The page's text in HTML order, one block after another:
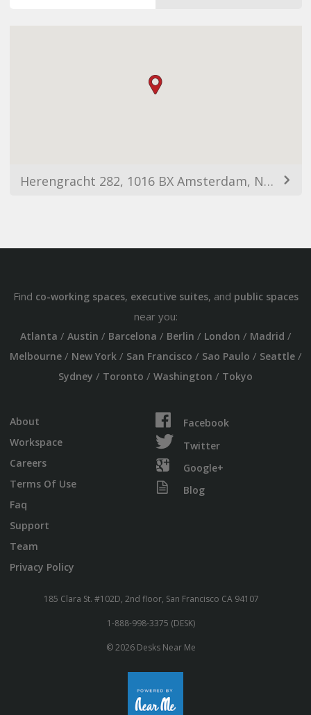
Herengracht 282, 1016 BX Amsterdam, Netherlands
Find co-working spaces, executive suites, and public spaces
near you:
Atlanta / Austin / Barcelona / Berlin / London / Madrid /
Melbourne/ New York/ San Francisco / Sao Paulo / Seattle/
Sydney / Toronto / Washington / Tokyo
About
Workspace
Careers
Terms Of Use
Faq
Support
Team
Privacy Policy
Facebook
Twitter
Google+
Blog
185 Clara St. #102D, 2nd floor, San Francisco CA 94107
1-888-998-3375 (DESK)
© 2026 Desks Near Me